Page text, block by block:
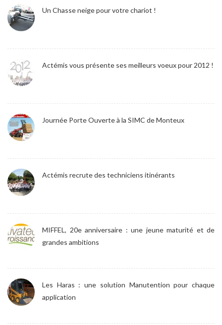
Un Chasse neige pour votre chariot !
Actémis vous présente ses meilleurs voeux pour 2012 !
Journée Porte Ouverte à la SIMC de Monteux
Actémis recrute des techniciens itinérants
MIFFEL, 20e anniversaire : une jeune maturité et de
grandes ambitions
Les Haras : une solution Manutention pour chaque
application